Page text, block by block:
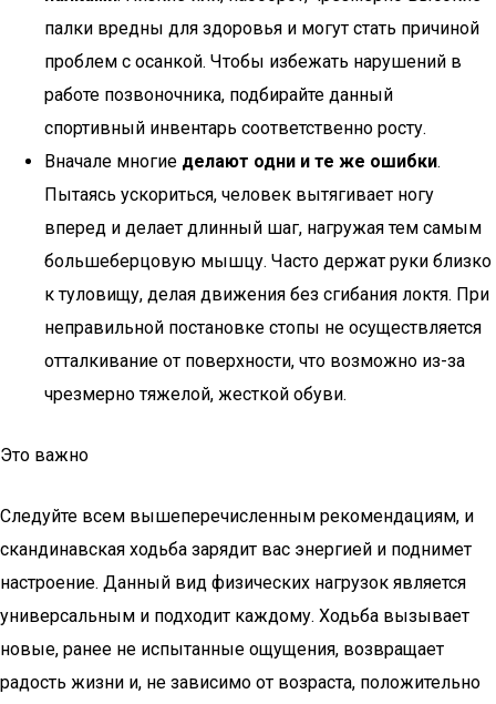
палки вредны для здоровья и могут стать причиной
проблем с осанкой. Чтобы избежать нарушений в
работе позвоночника, подбирайте данный
спортивный инвентарь соответственно росту.
Вначале многие делают одни и те же ошибки.
Пытаясь ускориться, человек вытягивает ногу
вперед и делает длинный шаг, нагружая тем самым
большеберцовую мышцу. Часто держат руки близко
к туловищу, делая движения без сгибания локтя. При
неправильной постановке стопы не осуществляется
отталкивание от поверхности, что возможно из-за
чрезмерно тяжелой, жесткой обуви.
Это важно
Следуйте всем вышеперечисленным рекомендациям, и
скандинавская ходьба зарядит вас энергией и поднимет
настроение. Данный вид физических нагрузок является
универсальным и подходит каждому. Ходьба вызывает
новые, ранее не испытанные ощущения, возвращает
радость жизни и, не зависимо от возраста, положительно